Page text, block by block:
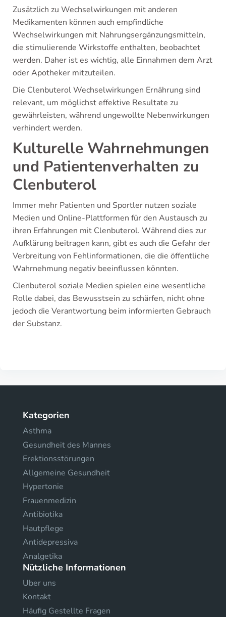
Zusätzlich zu Wechselwirkungen mit anderen
Medikamenten können auch empfindliche
Wechselwirkungen mit Nahrungsergänzungsmitteln,
die stimulierende Wirkstoffe enthalten, beobachtet
werden. Daher ist es wichtig, alle Einnahmen dem Arzt
oder Apotheker mitzuteilen.
Die Clenbuterol Wechselwirkungen Ernährung sind
relevant, um möglichst effektive Resultate zu
gewährleisten, während ungewollte Nebenwirkungen
verhindert werden.
Kulturelle Wahrnehmungen
und Patientenverhalten zu
Clenbuterol
Immer mehr Patienten und Sportler nutzen soziale
Medien und Online-Plattformen für den Austausch zu
ihren Erfahrungen mit Clenbuterol. Während dies zur
Aufklärung beitragen kann, gibt es auch die Gefahr der
Verbreitung von Fehlinformationen, die die öffentliche
Wahrnehmung negativ beeinflussen könnten.
Clenbuterol soziale Medien spielen eine wesentliche
Rolle dabei, das Bewusstsein zu schärfen, nicht ohne
jedoch die Verantwortung beim informierten Gebrauch
der Substanz.
Kategorien
Asthma
Gesundheit des Mannes
Erektionsstörungen
Allgemeine Gesundheit
Hypertonie
Frauenmedizin
Antibiotika
Hautpflege
Antidepressiva
Analgetika
Nützliche Informationen
Uber uns
Kontakt
Häufig Gestellte Fragen